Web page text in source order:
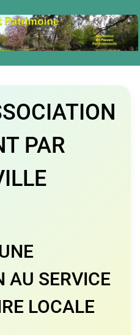
PAR
AU SERVICE
LOCALE